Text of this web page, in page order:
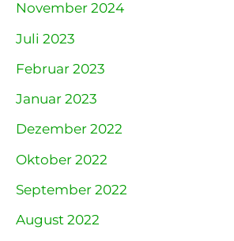
November 2024
Juli 2023
Februar 2023
Januar 2023
Dezember 2022
Oktober 2022
September 2022
August 2022